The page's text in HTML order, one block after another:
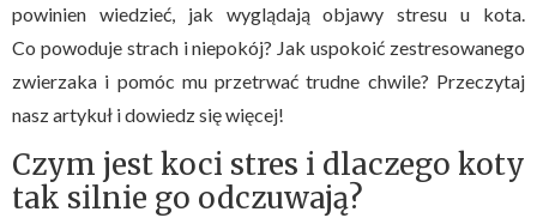
powinien wiedzieć, jak wyglądają objawy stresu u kota.
Co powoduje strach i niepokój? Jak uspokoić zestresowanego
zwierzaka i pomóc mu przetrwać trudne chwile? Przeczytaj
nasz artykuł i dowiedz się więcej!
Czym jest koci stres i dlaczego koty
tak silnie go odczuwają?